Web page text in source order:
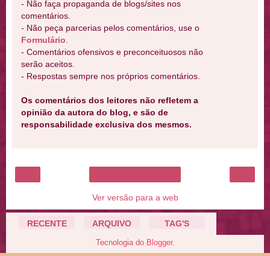
- Não faça propaganda de blogs/sites nos
comentários.
- Não peça parcerias pelos comentários, use o
Formulário.
- Comentários ofensivos e preconceituosos não
serão aceitos.
- Respostas sempre nos próprios comentários.
Os comentários dos leitores não refletem a
opinião da autora do blog, e são de
responsabilidade exclusiva dos mesmos.
Ver versão para a web
RECENTE ARQUIVO TAG'S
Tecnologia do Blogger.